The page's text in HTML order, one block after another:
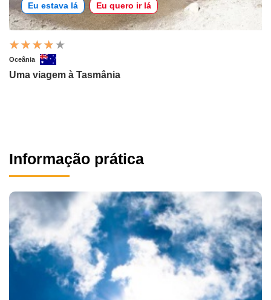
Eu estava lá Eu quero ir lá
Oceânia
Uma viagem à Tasmânia
Informação prática